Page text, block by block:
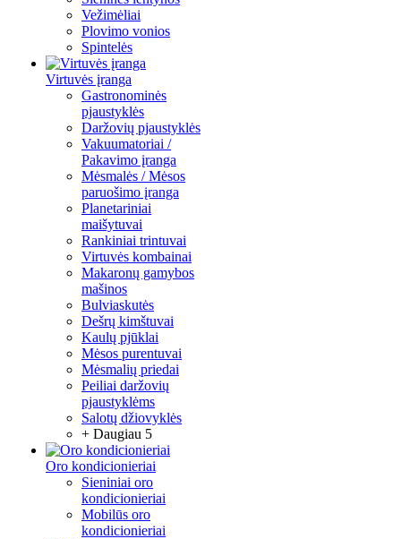
Vežimėliai
Plovimo vonios
Spintelės
Virtuvės įranga
Gastronominės
pjaustyklės
Daržovių pjaustyklės
Vakuumatoriai /
Pakavimo įranga
Mėsmalės / Mėsos
paruošimo įranga
Planetariniai
maišytuvai
Rankiniai trintuvai
Virtuvės kombainai
Makaronų gamybos
mašinos
Bulviaskutės
Dešrų kimštuvai
Kaulų pjūklai
Mėsos purentuvai
Mėsmalių priedai
Peiliai daržovių
pjaustyklėms
Salotų džiovyklės
+ Daugiau 5
Oro kondicionieriai
Sieniniai oro
kondicionieriai
Mobilūs oro
kondicionieriai